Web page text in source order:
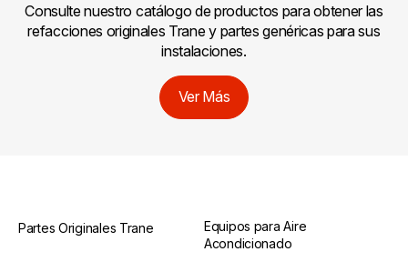
Consulte nuestro catálogo de productos para obtener las
refacciones originales Trane y partes genéricas para sus
instalaciones.
Ver Más
Partes Originales Trane
Equipos para Aire
Acondicionado